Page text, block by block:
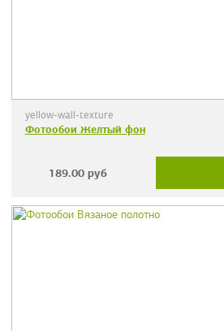
yellow-wall-texture
Фотообои Желтый фон
189.00 руб